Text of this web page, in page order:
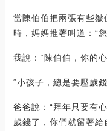
當陳伯伯把兩張有些皺
時，媽媽推著叫道：“
我說：“陳伯伯，你的
“小孩子，總是要壓歲
爸爸說：“拜年只要有
歲錢了，你們就留著給